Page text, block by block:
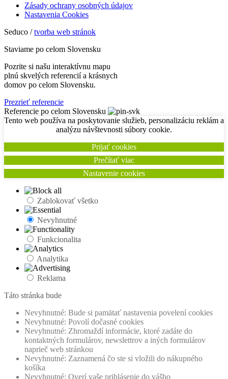
Zásady ochrany osobných údajov
Nastavenia Cookies
Seduco /tvorba web stránok
Staviame po celom Slovensku
Pozrite si našu interaktívnu mapu
plnú skvelých referencií a krásnych
domov po celom Slovensku.
Prezrieť referencie
Referencie po celom Slovensku
Tento web používa na poskytovanie služieb, personalizáciu reklám a
analýzu návštevnosti súbory cookie.
Prijať cookies
Prečítať viac
Nastavenie cookies
Zablokovať všetko
Nevyhnutné
Funkcionalita
Analytika
Reklama
Táto stránka bude
Nevyhnutné: Bude si pamätať nastavenia povelení cookies
Nevyhnutné: Povolí dočasné cookies
Nevyhnutné: Zhromaždí informácie, ktoré zadáte do
kontaktných formulárov, newslettrov a iných formulárov
naprieč web stránkou
Nevyhnutné: Zaznamená čo ste si vložili do nákupného
košíka
Nevyhnutné: Overí vaše prihlásenie do vášho